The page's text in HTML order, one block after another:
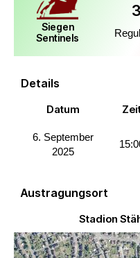
Siegen
Sentinels
Details
Datum
6. September
2025
Austragungsort
Stadion